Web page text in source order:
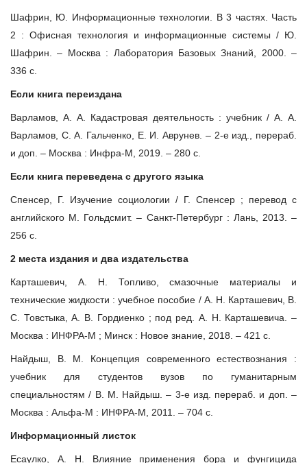
Шафрин, Ю. Информационные технологии. В 3 частях. Часть
2 : Офисная технология и информационные системы / Ю.
Шафрин. – Москва : Лаборатория Базовых Знаний, 2000. –
336 с.
Если книга переиздана
Варламов, А. А. Кадастровая деятельность : учебник / А. А.
Варламов, С. А. Гальченко, Е. И. Аврунев. – 2-е изд., перераб.
и доп. – Москва : Инфра-М, 2019. – 280 с.
Если книга переведена с другого языка
Спенсер, Г. Изучение социологии / Г. Спенсер ; перевод с
английского М. Гольдсмит. – Санкт-Петербург : Лань, 2013. –
256 с.
2 места издания и два издательства
Карташевич, А. Н. Топливо, смазочные материалы и
технические жидкости : учебное пособие / А. Н. Карташевич, В.
С. Товстыка, А. В. Гордиенко ; под ред. А. Н. Карташевича. –
Москва : ИНФРА-М ; Минск : Новое знание, 2018. – 421 с.
Найдыш, В. М. Концепция современного естествознания :
учебник для студентов вузов по гуманитарным
специальностям / В. М. Найдыш. – 3-е изд. перераб. и доп. –
Москва : Альфа-М : ИНФРА-М, 2011. – 704 с.
Информационный листок
Есаулко, А. Н. Влияние применения бора и фунгицида